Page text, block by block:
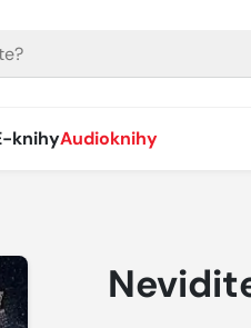
knihyAudioknihy